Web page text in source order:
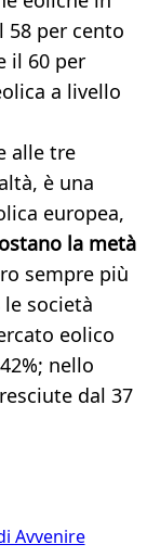
58 per cento
il 60 per
a livello
alle tre
è una
europea,
la metà
sempre più
le società
eolico
nello
dal 37
Avvenire